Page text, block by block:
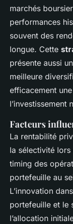
marchés
performances
souvent des
longue. Cette
présente aussi
meilleure
efficacement
l’investissement
Facteurs
La rentabilité
la sélectivité
timing des
portefeuille au
L’innovation
portefeuille et le
l’allocation